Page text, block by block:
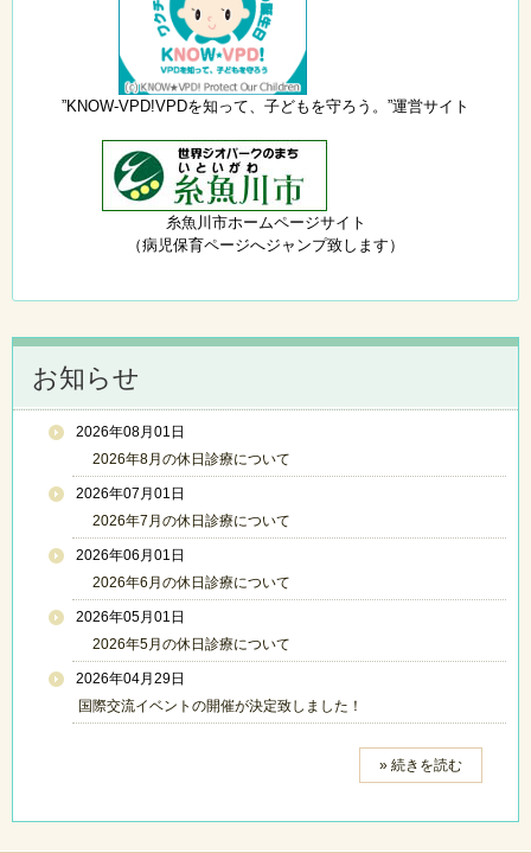
”KNOW-VPD!VPDを知って、子どもを守ろう。”運営サイト
糸魚川市ホームページサイト
（病児保育ページへジャンプ致します）
お知らせ
2026年08月01日
2026年8月の休日診療について
2026年07月01日
2026年7月の休日診療について
2026年06月01日
2026年6月の休日診療について
2026年05月01日
2026年5月の休日診療について
2026年04月29日
国際交流イベントの開催が決定致しました！
» 続きを読む